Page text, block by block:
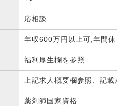
応相談
年収600万円以上可,年間
福利厚生欄を参照
上記求人概要欄参照、記
薬剤師国家資格